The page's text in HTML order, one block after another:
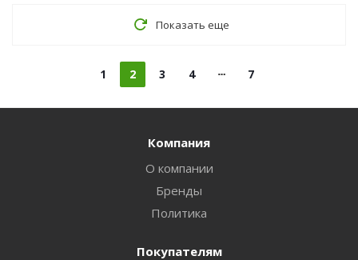
Показать еще
1 2 3 4 7
Компания
О компании
Бренды
Политика
Покупателям